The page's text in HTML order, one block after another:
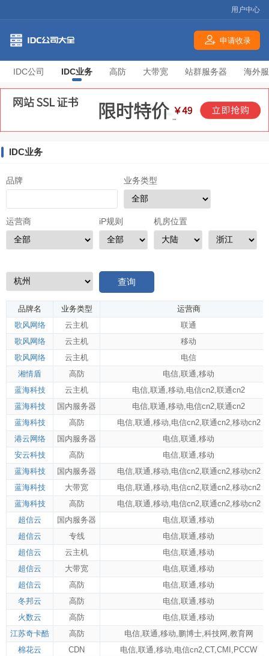
用户中心
申请收录
IDC公司 IDC业务 高防 大带宽 站群服务器 海外
IDC业务
品牌 业务类型
运营商 iP规则 机房位置
查询
品牌名 业务类型
运营商
歌风网络
云主机
联通
歌风网络
云主机
移动
歌风网络
云主机
电信
湘情盾
高防 电信,联通,移动
蓝海科技
云主机 电信,联通,移动,电信cn2,联通cn2
蓝海科技
国内服务器 电信,联通,移动,电信cn2,联通cn2
蓝海科技
高防 电信,联通,移动,电信cn2,联通cn2,移动cn2
港云网络
国内服务器 电信,联通,移动
安云科技
高防 电信,联通,移动
蓝海科技
国内服务器 电信,联通,移动,电信cn2,联通cn2,移动cn2
蓝海科技
大带宽 电信,联通,移动,电信cn2,联通cn2,移动cn2
蓝海科技
高防 电信,联通,移动,电信cn2,联通cn2,移动cn2
超信云
国内服务器 电信,联通,移动
超信云
专线 电信,联通,移动
超信云
云主机 电信,联通,移动
超信云
大带宽 电信,联通,移动
超信云
高防 电信,联通,移动
冬邦云
高防 电信,联通,移动
火数云
高防 电信,联通,移动
江苏奇卡酷
高防 电信,联通,移动,鹏博士,科技网 ,教育网
棉花云
CDN 电信,联通,移动,电信cn2,CT,CMI , PCCW